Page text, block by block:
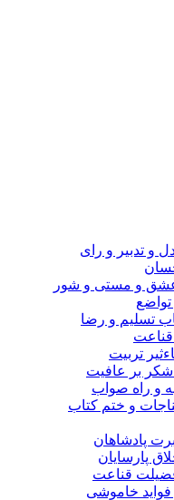
و تدبیر و رای
و مستی و شور
تسلیم و رضا
تربیت
بر عافیت
و راه صواب
و ختم کتاب
پادشاهان
پارسایان
قناعت
خاموشى